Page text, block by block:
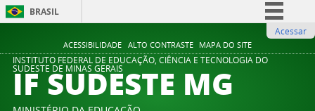
ACESSIBILIDADE ALTO CONTRASTE MAPA DO SITE
BRASIL
Comunica BR
Participe
Acessar
INSTITUTO FEDERAL DE EDUCAÇÃO, CIÊNCIA E TECNOLOGIA DO
SUDESTE DE MINAS GERAIS
IF SUDESTE MG